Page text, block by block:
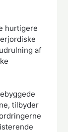
hurtigere
af
tilbyder